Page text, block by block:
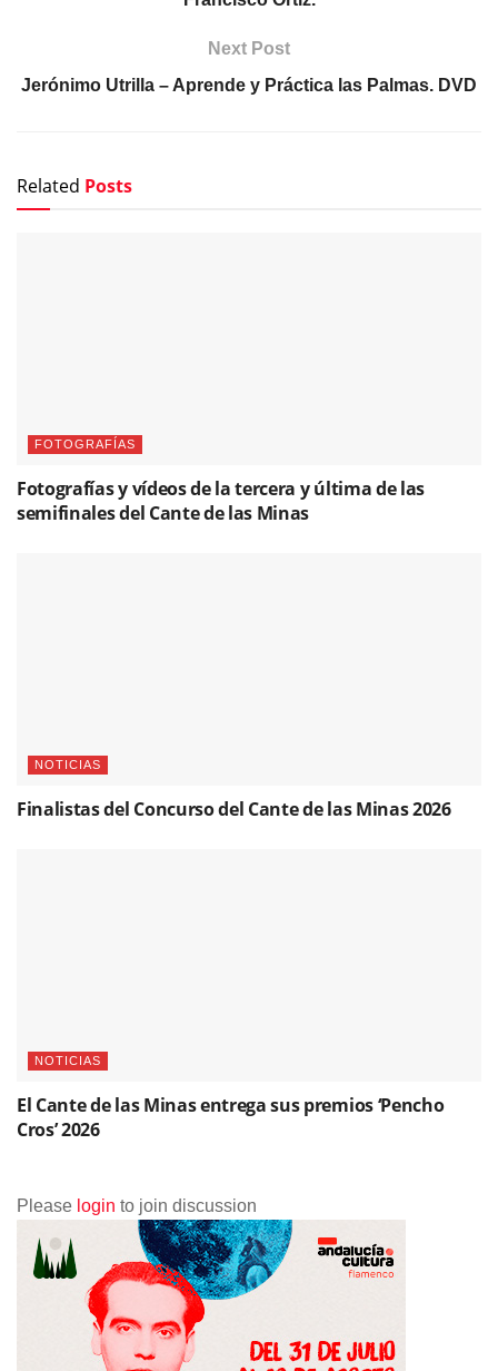
Next Post
Jerónimo Utrilla – Aprende y Práctica las Palmas. DVD
Related Posts
FOTOGRAFÍAS
Fotografías y vídeos de la tercera y última de las
semifinales del Cante de las Minas
NOTICIAS
Finalistas del Concurso del Cante de las Minas 2026
NOTICIAS
El Cante de las Minas entrega sus premios ‘Pencho
Cros’ 2026
Please login to join discussion